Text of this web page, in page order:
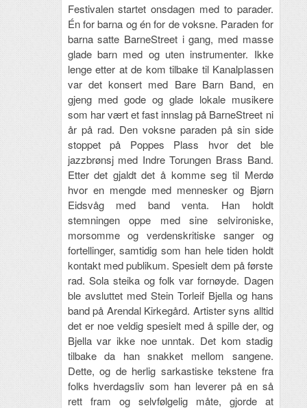
Festivalen startet onsdagen med to parader.
Én for barna og én for de voksne. Paraden for
barna satte BarneStreet i gang, med masse
glade barn med og uten instrumenter. Ikke
lenge etter at de kom tilbake til Kanalplassen
var det konsert med Bare Barn Band, en
gjeng med gode og glade lokale musikere
som har vært et fast innslag på BarneStreet ni
år på rad. Den voksne paraden på sin side
stoppet på Poppes Plass hvor det ble
jazzbrønsj med Indre Torungen Brass Band.
Etter det gjaldt det å komme seg til Merdø
hvor en mengde med mennesker og Bjørn
Eidsvåg med band venta. Han holdt
stemningen oppe med sine selvironiske,
morsomme og verdenskritiske sanger og
fortellinger, samtidig som han hele tiden holdt
kontakt med publikum. Spesielt dem på første
rad. Sola steika og folk var fornøyde. Dagen
ble avsluttet med Stein Torleif Bjella og hans
band på Arendal Kirkegård. Artister syns alltid
det er noe veldig spesielt med å spille der, og
Bjella var ikke noe unntak. Det kom stadig
tilbake da han snakket mellom sangene.
Dette, og de herlig sarkastiske tekstene fra
folks hverdagsliv som han leverer på en så
rett fram og selvfølgelig måte, gjorde at